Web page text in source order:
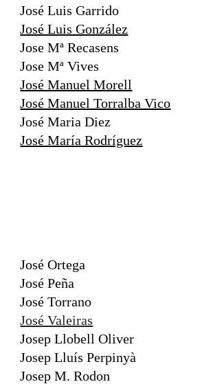
José Luis Garrido
José Luis González
Jose Mª Recasens
Jose Mª Vives
José Manuel Morell
José Manuel Torralba Vico
José Maria Diez
José María Rodríguez
José Ortega
José Peña
José Torrano
José Valeiras
Josep Llobell Oliver
Josep Lluís Perpinyà
Josep M. Rodon